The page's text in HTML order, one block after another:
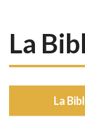
La
La